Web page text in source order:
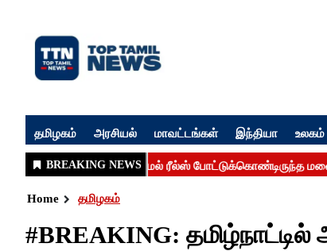
தமிழகம் அரசியல் மாவட்டங்கள் இந்தியா உலகம்
Home தமிழகம்
#BREAKING: